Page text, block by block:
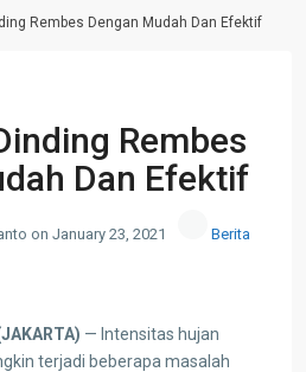
Rembes Dengan Mudah Dan Efektif
Rembes
Dan Efektif
on January 23, 2021 Berita
— Intensitas hujan
terjadi beberapa masalah